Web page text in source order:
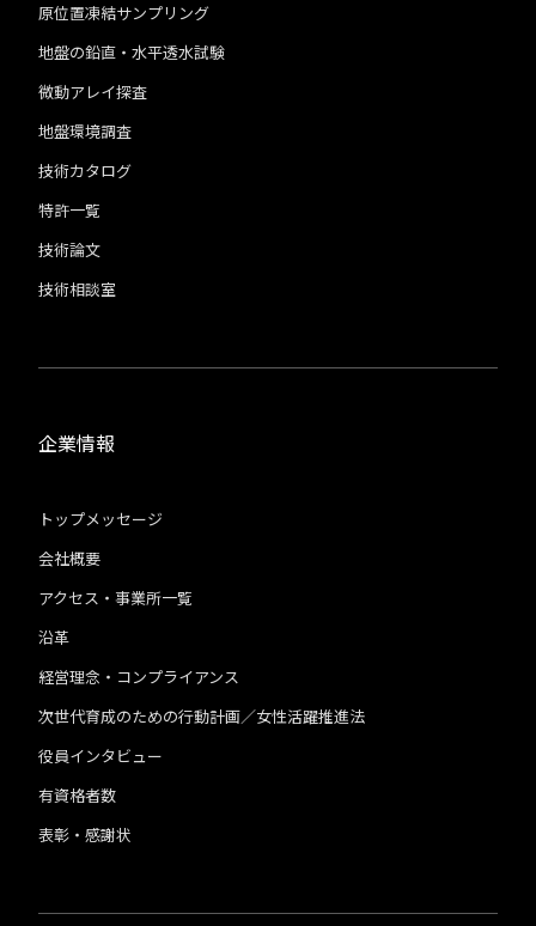
原位置凍結サンプリング
地盤の鉛直・水平透水試験
微動アレイ探査
地盤環境調査
技術カタログ
特許一覧
技術論文
技術相談室
企業情報
トップメッセージ
会社概要
アクセス・事業所一覧
沿革
経営理念・コンプライアンス
次世代育成のための行動計画／女性活躍推進法
役員インタビュー
有資格者数
表彰・感謝状